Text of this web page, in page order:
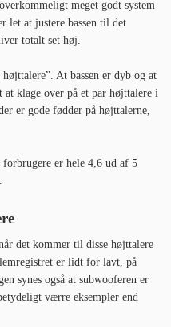
meget godt system
let at justere bassen til det
totalt set høj.
At bassen er dyb og at
klage over på et par højttalere i
er gode fødder på højttalerne,
forbrugere er hele 4,6 ud af 5
det kommer til disse højttalere
er lidt for lavt, på
synes også at subwooferen er
værre eksempler end